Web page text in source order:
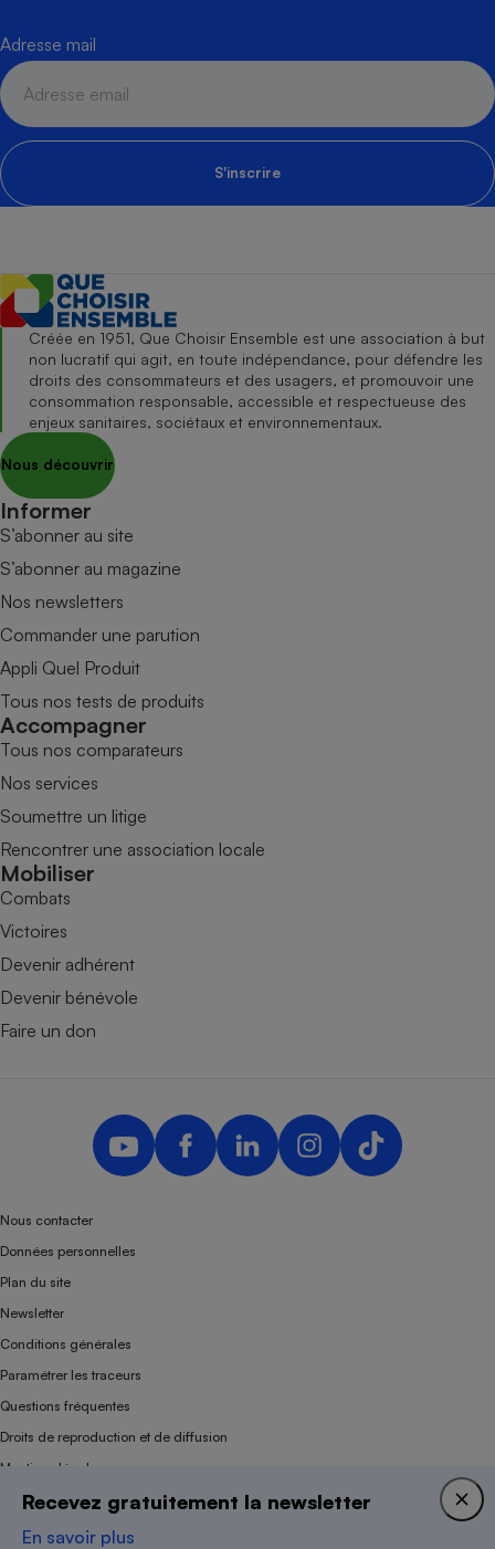
Adresse mail
S'inscrire
Recevez gratuitement la newsletter
En savoir plus
Créée en 1951, Que Choisir Ensemble est une association à but
non lucratif qui agit, en toute indépendance, pour défendre les
droits des consommateurs et des usagers, et promouvoir une
consommation responsable, accessible et respectueuse des
enjeux sanitaires, sociétaux et environnementaux.
Nous découvrir
Informer
S’abonner au site
S’abonner au magazine
Nos newsletters
Commander une parution
Appli Quel Produit
Tous nos tests de produits
Accompagner
Tous nos comparateurs
Nos services
Soumettre un litige
Rencontrer une association locale
Mobiliser
Combats
Victoires
Devenir adhérent
Devenir bénévole
Faire un don
Nous contacter
Données personnelles
Plan du site
Newsletter
Conditions générales
Paramétrer les traceurs
Questions fréquentes
Droits de reproduction et de diffusion
Mentions légales
Panel